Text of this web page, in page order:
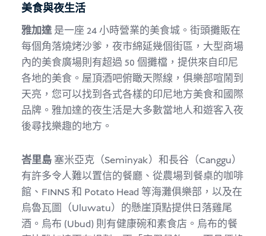
美食與夜生活
雅加達是一座 24 小時營業的美食城。街頭攤販在
每個角落燒烤沙爹，夜市綿延幾個街區，大型商場
內的美食廣場則有超過 50 個攤檔，提供來自印尼
各地的美食。屋頂酒吧俯瞰天際線，俱樂部喧鬧到
天亮，您可以找到各式各樣的印尼地方美食和國際
品牌。雅加達的夜生活是大多數當地人和遊客入夜
後尋找樂趣的地方。
峇里島 塞米亞克（Seminyak）和長谷（Canggu）
有許多令人難以置信的餐廳、從農場到餐桌的咖啡
館、FINNS 和 Potato Head 等海灘俱樂部，以及在
烏魯瓦圖（Uluwatu）的懸崖頂點提供日落雞尾
酒。烏布 (Ubud) 則有健康碗和素食店。烏布的餐